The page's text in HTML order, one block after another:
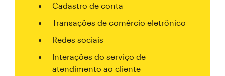
Cadastro de conta
Transações de comércio eletrônico
Redes sociais
Interações do serviço de
atendimento ao cliente